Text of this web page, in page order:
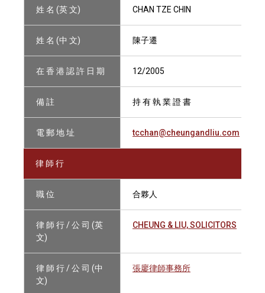
姓 名 (英 文) CHAN TZE CHIN
姓 名 (中 文) 陳子遷
在 香 港 認 許 日 期 12/2005
備 註 持 有 執 業 證 書
電 郵 地 址 tcchan@cheungandliu.com
律 師 行
職 位 合夥人
律 師 行 / 公 司 (英
文)
CHEUNG & LIU, SOLICITORS
律 師 行 / 公 司 (中
文)
張廖律師事務所